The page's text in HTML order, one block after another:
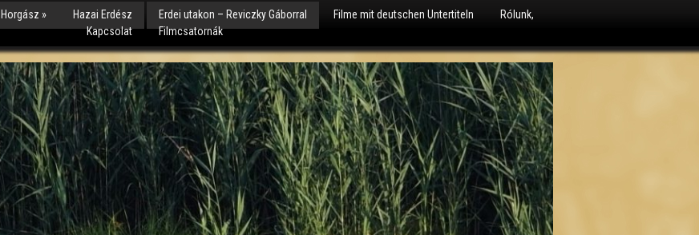
» Hazai Erdész Erdei utakon – Reviczky Gáborral Filme mit deutschen Untertiteln
Rólunk,
Kapcsolat
Filmcsatornák